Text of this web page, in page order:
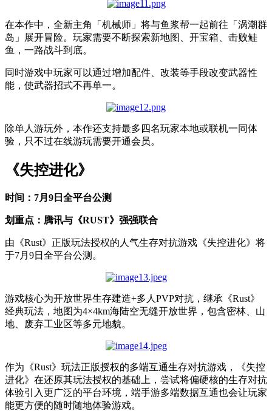
在本作中，全新主角「机械师」将与鱼浆帮一起前往「涡潮群
岛」展开冒险。玩家需要不断探索新地图、开宝箱、击败鲑
鱼，一路战斗到底。
同时游戏中玩家可以通过增加配件、改装等手段改变武器性
能，使武器招式不再单一。
除单人游玩外，本作还支持最多四名玩家本地或联机一同体
验，只不过在线游玩需要开通会员。
《失控进化》
时间：7月9日全平台公测
划重点：腾讯与《RUST》强强联合
由《Rust》正版玩法授权的人气生存对抗游戏《失控进化》将
于7月9日全平台公测。
游戏核心为开放世界生存建造+多人PVP对抗，继承《Rust》
经典玩法，地图为4×4km海陆空无缝开放世界，包含密林、山
地、废弃工业区等多元地貌。
作为《Rust》玩法正版授权的多端互通生存对抗游戏，《失控
进化》在还原其玩法授权的基础上，尝试将偏硬核的生存对抗
体验引入更广泛的平台环境，端手游多端数据互通也会让玩家
能更方便的随时随地体验游戏。